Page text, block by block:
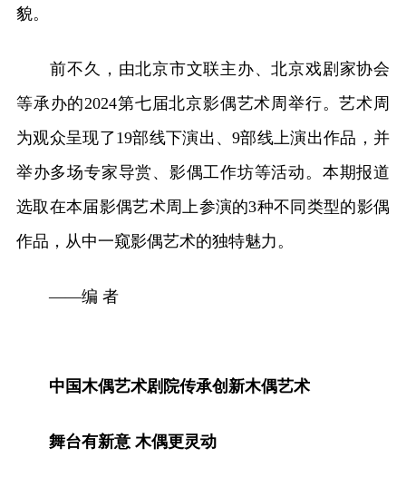
貌。
前不久，由北京市文联主办、北京戏剧家协会
等承办的2024第七届北京影偶艺术周举行。艺术周
为观众呈现了19部线下演出、9部线上演出作品，并
举办多场专家导赏、影偶工作坊等活动。本期报道
选取在本届影偶艺术周上参演的3种不同类型的影偶
作品，从中一窥影偶艺术的独特魅力。
——编 者
中国木偶艺术剧院传承创新木偶艺术
舞台有新意 木偶更灵动